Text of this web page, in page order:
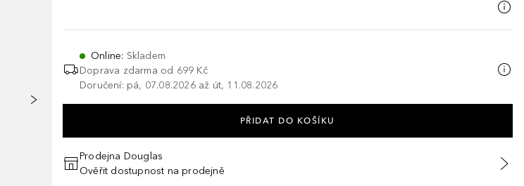
Online: Skladem
Doprava zdarma od 699 Kč
Doručení: pá, 07.08.2026 až út, 11.08.2026
PŘIDAT DO KOŠÍKU
Prodejna Douglas
Ověřit dostupnost na prodejně